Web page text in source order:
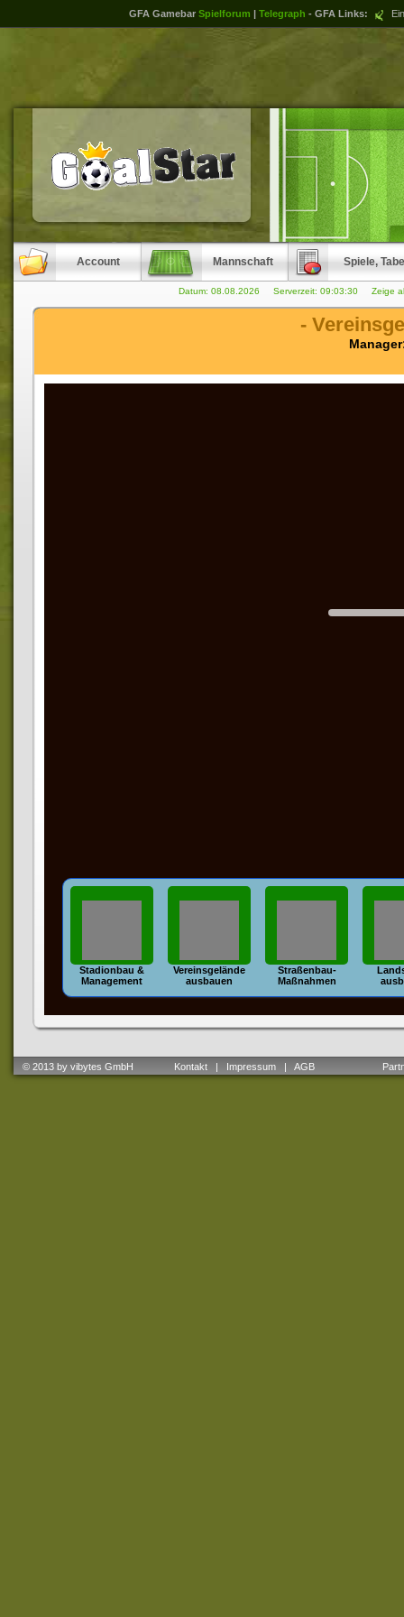
GFA Gamebar Spielforum | Telegraph - GFA Links:
Account Mannschaft Spiele,
Datum: 08.08.2026 Serverzeit: 09:03:30 Zeige
-
Stadionbau &
Management
Vereinsgelände
ausbauen
Straßenbau-
Maßnahmen
© 2013 by vibytes GmbH Kontakt | Impressum | AGB